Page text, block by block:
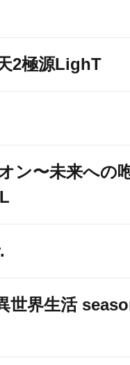
2極源LighT
ン〜未来への
世界生活